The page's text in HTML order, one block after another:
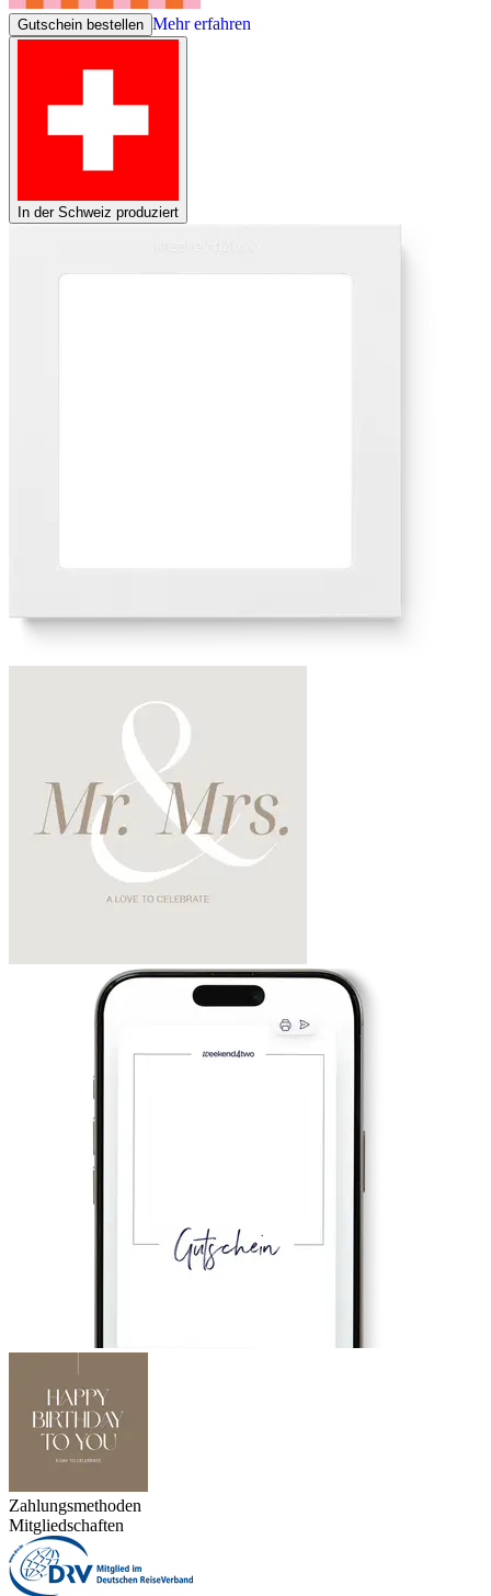
Gutschein bestellen Mehr erfahren
In der Schweiz produziert
Zahlungsmethoden
Mitgliedschaften